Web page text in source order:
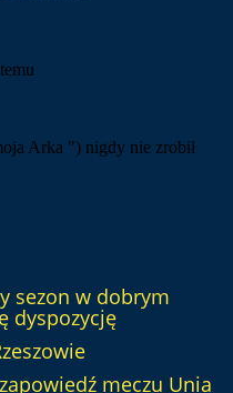
sezon w dobrym
dyspozycję
meczu Unia